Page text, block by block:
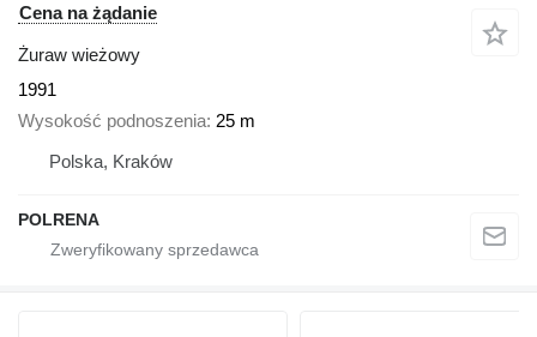
Cena na żądanie
Żuraw wieżowy
1991
Wysokość podnoszenia 25 m
Polska, Kraków
POLRENA